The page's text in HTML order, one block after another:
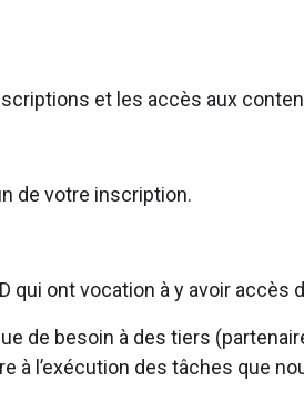
et les accès aux
de votre inscription.
qui ont vocation à y avoir
besoin à des tiers
à l’exécution des tâches que